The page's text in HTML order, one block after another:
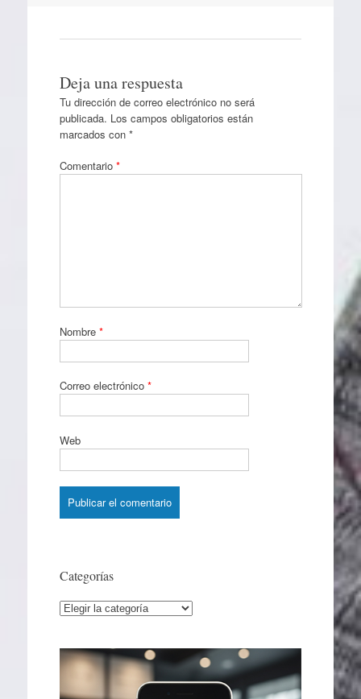
Deja una respuesta
Tu dirección de correo electrónico no será
publicada. Los campos obligatorios están
marcados con *
Comentario *
Nombre *
Correo electrónico *
Web
Categorías
Categorías